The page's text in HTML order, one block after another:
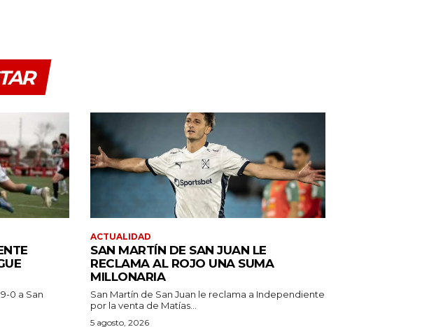
0 a San
ACTUALIDAD
SAN MARTÍN DE SAN JUAN LE
RECLAMA AL ROJO UNA SUMA
MILLONARIA
San Martín de San Juan le reclama a Independiente
por la venta de Matías...
5 agosto, 2026